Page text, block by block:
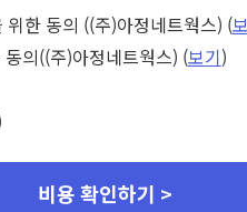
한 동의 ((주)아정네트웍스) (
의((주)아정네트웍스) (보기)
비용 확인하기 >